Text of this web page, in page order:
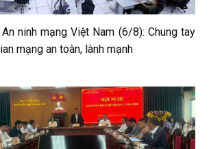
ninh mạng Việt Nam (6/8): Chung tay
mạng an toàn, lành mạnh